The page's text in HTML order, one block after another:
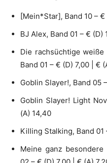
[Mein*Star], Band 10 –
BJ Alex, Band 01 – € (D)
Die rachsüchtige
Band 01 – € (D) 7,00 | €
Goblin Slayer!, Band 05
Goblin Slayer! Light
(A) 14,40
Killing Stalking, Band 01
Meine ganz